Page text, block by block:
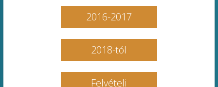
2016-2017
2018-tól
Felvételi